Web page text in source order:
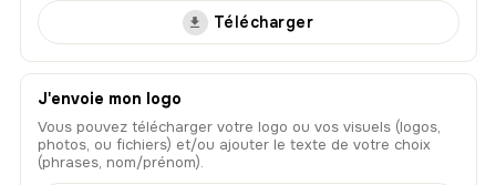
Télécharger
J'envoie mon logo
Vous pouvez télécharger votre logo ou vos visuels (logos,
photos, ou fichiers) et/ou ajouter le texte de votre choix
(phrases, nom/prénom).